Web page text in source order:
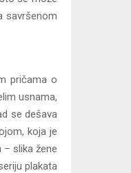
savršenom
pričama o
usnama,
se dešava
koja je
slika žene
plakata